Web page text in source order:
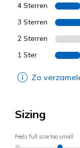
4 Sterren
3 Sterren
2 Sterren
1 Ster
Zo
Sizing
Feels full size too small